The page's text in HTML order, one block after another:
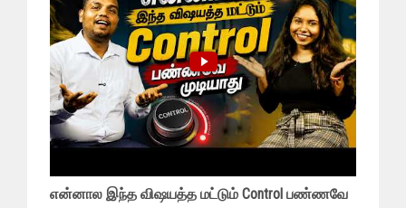
என்னால இந்த விஷயத்த மட்டும் Control பண்ணவே